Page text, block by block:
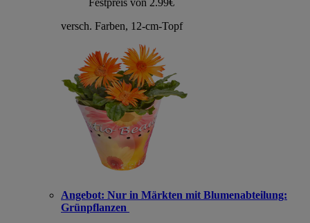
versch. Farben, 12-cm-Topf
Angebot: Nur in Märkten mit Blumenabteilung:
Grünpflanzen